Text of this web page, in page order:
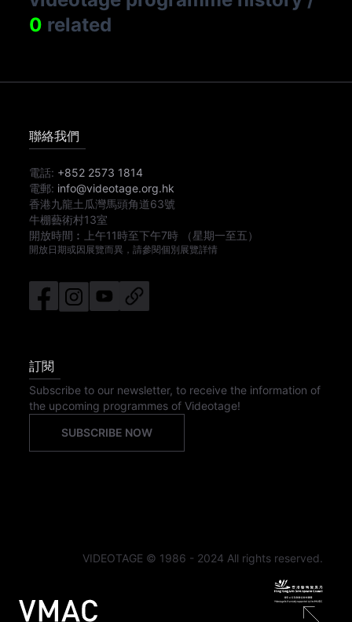
0 related
聯絡我們
電話: +852 2573 1814
電郵: info@videotage.org.hk
香港九龍土瓜灣馬頭角道63號
牛棚藝術村13室
開放時間︰
上午11時至下午7時 （星期一至五）
開放日期或因展覽而異，請參閱個別展覽詳情
訂閱
Subscribe to our newsletter, to receive the information of
the upcoming programmes of Videotage!
SUBSCRIBE NOW
VIDEOTAGE © 1986 - 2024 All rights reserved.